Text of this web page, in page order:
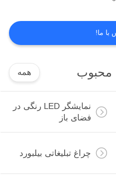
با ما!
محبوب همه
نمایشگر LED رنگی در
فضای باز
چراغ تبلیغاتی بیلبورد